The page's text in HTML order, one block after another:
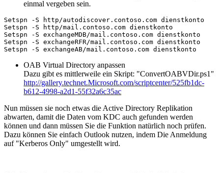
einmal vergeben sein.
Setspn -S http/autodiscover.contoso.com dienstkonto
Setspn -S http/mail.contoso.com dienstkonto
Setspn -S exchangeMDB/mail.contoso.com dienstkonto
Setspn -S exchangeRFR/mail.contoso.com dienstkonto
Setspn -S exchangeAB/mail.contoso.com dienstkonto
OAB Virtual Directory anpassen
Dazu gibt es mittlerweile ein Skript: "ConvertOABVDir.ps1"
http://gallery.technet.Microsoft.com/scriptcenter/525fb1dc-
b612-4998-a2d1-55f32a6c35ac
Nun müssen sie noch etwas die Active Directory Replikation
abwarten, damit die Daten vom KDC auch gefunden werden
können und dann müssen Sie die Funktion natürlich noch prüfen.
Dazu können Sie einfach Outlook nutzen, indem Die Anmeldung
auf "Kerberos Only" umgestellt wird.